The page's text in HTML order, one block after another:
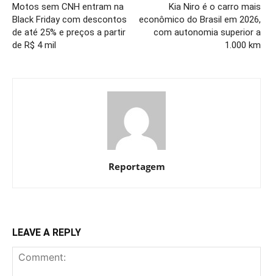
Motos sem CNH entram na
Black Friday com descontos
de até 25% e preços a partir
de R$ 4 mil
Kia Niro é o carro mais
econômico do Brasil em 2026,
com autonomia superior a
1.000 km
Reportagem
LEAVE A REPLY